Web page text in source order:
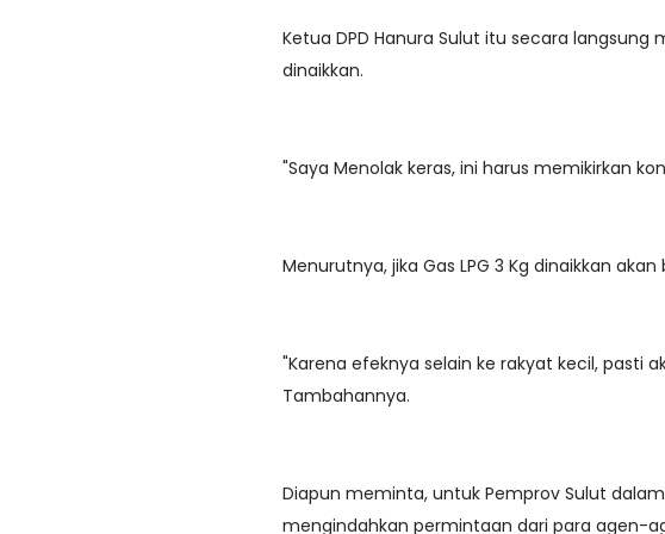
Ketua DPD Hanura Sulut itu secara langsung
dinaikkan.
"Saya Menolak keras, ini harus memikirkan
Menurutnya, jika Gas LPG 3 Kg dinaikkan
"Karena efeknya selain ke rakyat kecil, pasti
Tambahannya.
Diapun meminta, untuk Pemprov Sulut
mengindahkan permintaan dari para agen-